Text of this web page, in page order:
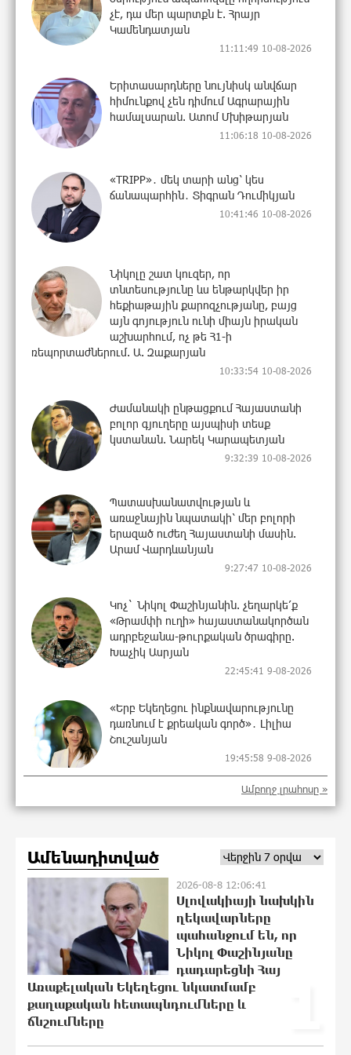
չէ, դա մեր պարտքն է. Հրայր
Կամենդատյան
11:11:49 10-08-2026
Երիտասարդները նույնիսկ անվճար
հիմունքով չեն դիմում Ագրարային
համալսարան. Ատոմ Մխիթարյան
11:06:18 10-08-2026
«TRIPP»․ մեկ տարի անց՝ կես
ճանապարհին․ Տիգրան Դումիկյան
10:41:46 10-08-2026
Նիկոլը շատ կուզեր, որ
տնտեսությունը ևս ենթարկվեր իր
հեքիաթային քարոզչությանը, բայց
այն գոյություն ունի միայն իրական
աշխարհում, ոչ թե Հ1-ի
ռեպորտաժներում. Ա. Զաքարյան
10:33:54 10-08-2026
Ժամանակի ընթացքում Հայաստանի
բոլոր գյուղերը այսպիսի տեսք
կստանան. Նարեկ Կարապետյան
9:32:39 10-08-2026
Պատասխանատվության և
առաջնային նպատակի՝ մեր բոլորի
երազած ուժեղ Հայաստանի մասին.
Արամ Վարդևանյան
9:27:47 10-08-2026
Կոչ` Նիկոլ Փաշինյանին. չեղարկե՛ք
«Թրամփի ուղի» հայաստանակործան
ադրբեջանա-թուրքական ծրագիրը.
Խաչիկ Ասրյան
22:45:41 9-08-2026
«Երբ Եկեղեցու ինքնավարությունը
դառնում է քրեական գործ»․ Լիլիա
Շուշանյան
19:45:58 9-08-2026
15:26:49 9-08-2026
Հեշտ չէ կաթողիկոս դատելը, անգամ
դատավորներն են հրաժարվում,
հասկանում են, որ հետևանք կունենա
12:06:42 9-08-2026
Սխալ հարցից ճիշտ պատասխան չի
ծնվում. Մհեր Ավետիսյան
Ամբողջ լրահոսը »
Ամենադիտված
2026-08-8 12:06:41
Սլովակիայի նախկին
ղեկավարները
պահանջում են, որ
Նիկոլ Փաշինյանը
դադարեցնի Հայ
Առաքելական Եկեղեցու նկատմամբ
քաղաքական հետապնդումները և
ճնշումները